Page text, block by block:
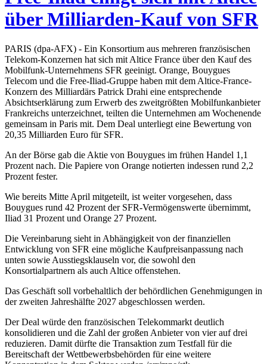
über Milliarden-Kauf von SFR
PARIS (dpa-AFX) - Ein Konsortium aus mehreren französischen
Telekom-Konzernen hat sich mit Altice France über den Kauf des
Mobilfunk-Unternehmens SFR geeinigt. Orange, Bouygues
Telecom und die Free-Iliad-Gruppe haben mit dem Altice-France-
Konzern des Milliardärs Patrick Drahi eine entsprechende
Absichtserklärung zum Erwerb des zweitgrößten Mobilfunkanbieter
Frankreichs unterzeichnet, teilten die Unternehmen am Wochenende
gemeinsam in Paris mit. Dem Deal unterliegt eine Bewertung von
20,35 Milliarden Euro für SFR.
An der Börse gab die Aktie von Bouygues im frühen Handel 1,1
Prozent nach. Die Papiere von Orange notierten indessen rund 2,2
Prozent fester.
Wie bereits Mitte April mitgeteilt, ist weiter vorgesehen, dass
Bouygues rund 42 Prozent der SFR-Vermögenswerte übernimmt,
Iliad 31 Prozent und Orange 27 Prozent.
Die Vereinbarung sieht in Abhängigkeit von der finanziellen
Entwicklung von SFR eine mögliche Kaufpreisanpassung nach
unten sowie Ausstiegsklauseln vor, die sowohl den
Konsortialpartnern als auch Altice offenstehen.
Das Geschäft soll vorbehaltlich der behördlichen Genehmigungen in
der zweiten Jahreshälfte 2027 abgeschlossen werden.
Der Deal würde den französischen Telekommarkt deutlich
konsolidieren und die Zahl der großen Anbieter von vier auf drei
reduzieren. Damit dürfte die Transaktion zum Testfall für die
Bereitschaft der Wettbewerbsbehörden für eine weitere